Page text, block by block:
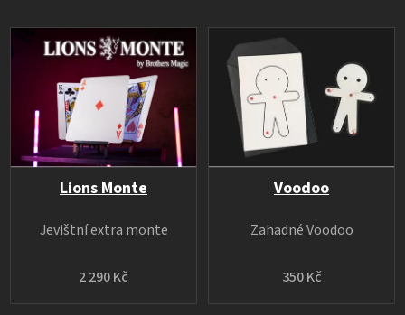
Lions Monte
2 290 Kč
Jevištní extra monte
Voodoo
350 Kč
Zahadné Voodoo